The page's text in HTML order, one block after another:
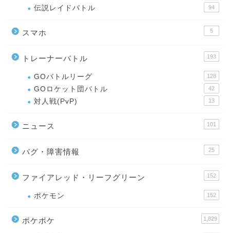
伝説レイドバトル 94
スマホ 5
トレーナーバトル 193
GOバトルリーグ 128
GOロケット団バトル 42
対人戦(PvP) 13
ニュース 101
バグ・障害情報 25
ファイアレッド・リーフグリーン 152
ポケモン 152
ポケポケ 1,829